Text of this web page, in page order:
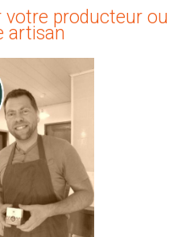
votre producteur ou
artisan